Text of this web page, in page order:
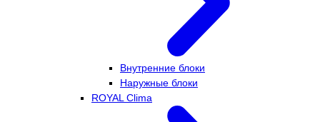
Внутренние блоки
Наружные блоки
ROYAL Clima